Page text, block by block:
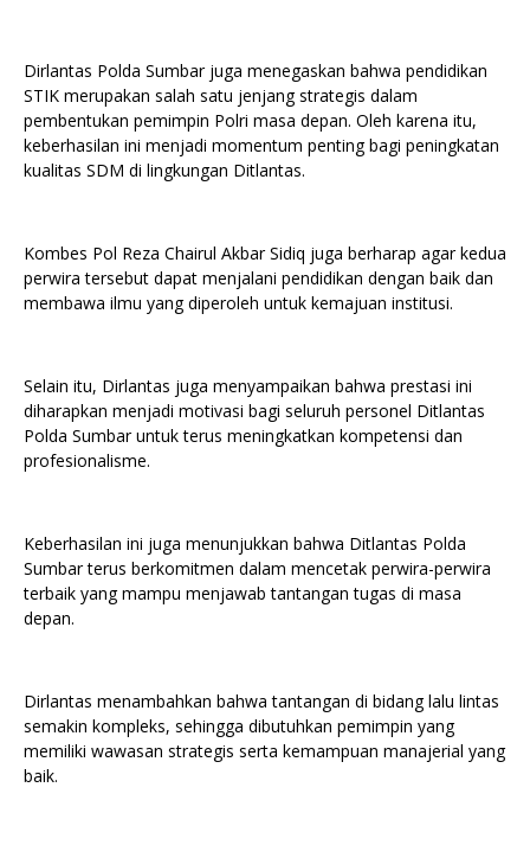
Dirlantas Polda Sumbar juga menegaskan bahwa pendidikan
STIK merupakan salah satu jenjang strategis dalam
pembentukan pemimpin Polri masa depan. Oleh karena itu,
keberhasilan ini menjadi momentum penting bagi peningkatan
kualitas SDM di lingkungan Ditlantas.
Kombes Pol Reza Chairul Akbar Sidiq juga berharap agar kedua
perwira tersebut dapat menjalani pendidikan dengan baik dan
membawa ilmu yang diperoleh untuk kemajuan institusi.
Selain itu, Dirlantas juga menyampaikan bahwa prestasi ini
diharapkan menjadi motivasi bagi seluruh personel Ditlantas
Polda Sumbar untuk terus meningkatkan kompetensi dan
profesionalisme.
Keberhasilan ini juga menunjukkan bahwa Ditlantas Polda
Sumbar terus berkomitmen dalam mencetak perwira-perwira
terbaik yang mampu menjawab tantangan tugas di masa
depan.
Dirlantas menambahkan bahwa tantangan di bidang lalu lintas
semakin kompleks, sehingga dibutuhkan pemimpin yang
memiliki wawasan strategis serta kemampuan manajerial yang
baik.